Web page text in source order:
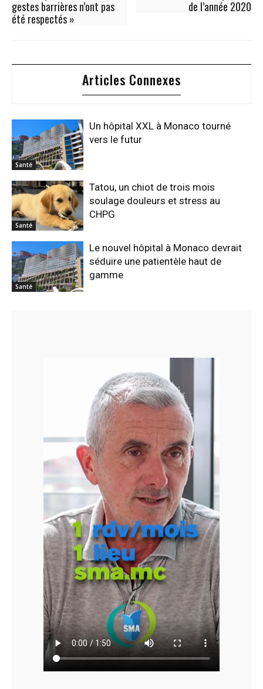
gestes barrières n’ont pas
été respectés »
de l’année 2020
Articles Connexes
Santé
Un hôpital XXL à Monaco tourné
vers le futur
Santé
Tatou, un chiot de trois mois
soulage douleurs et stress au
CHPG
Santé
Le nouvel hôpital à Monaco devrait
séduire une patientèle haut de
gamme